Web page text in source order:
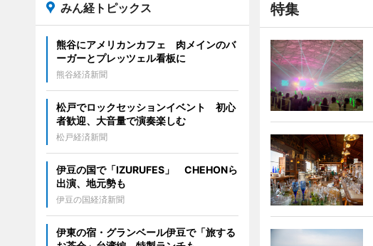
特集
みん経トピックス
熊谷にアメリカンカフェ 肉メインのバ
ーガーとプレッツェル看板に
熊谷経済新聞
松戸でロックセッションイベント 初心
者歓迎、大音量で演奏楽しむ
松戸経済新聞
伊豆の国で「IZURUFES」 CHEHONら
出演、地元勢も
伊豆の国経済新聞
伊東の宿・グランベール伊豆で「旅する